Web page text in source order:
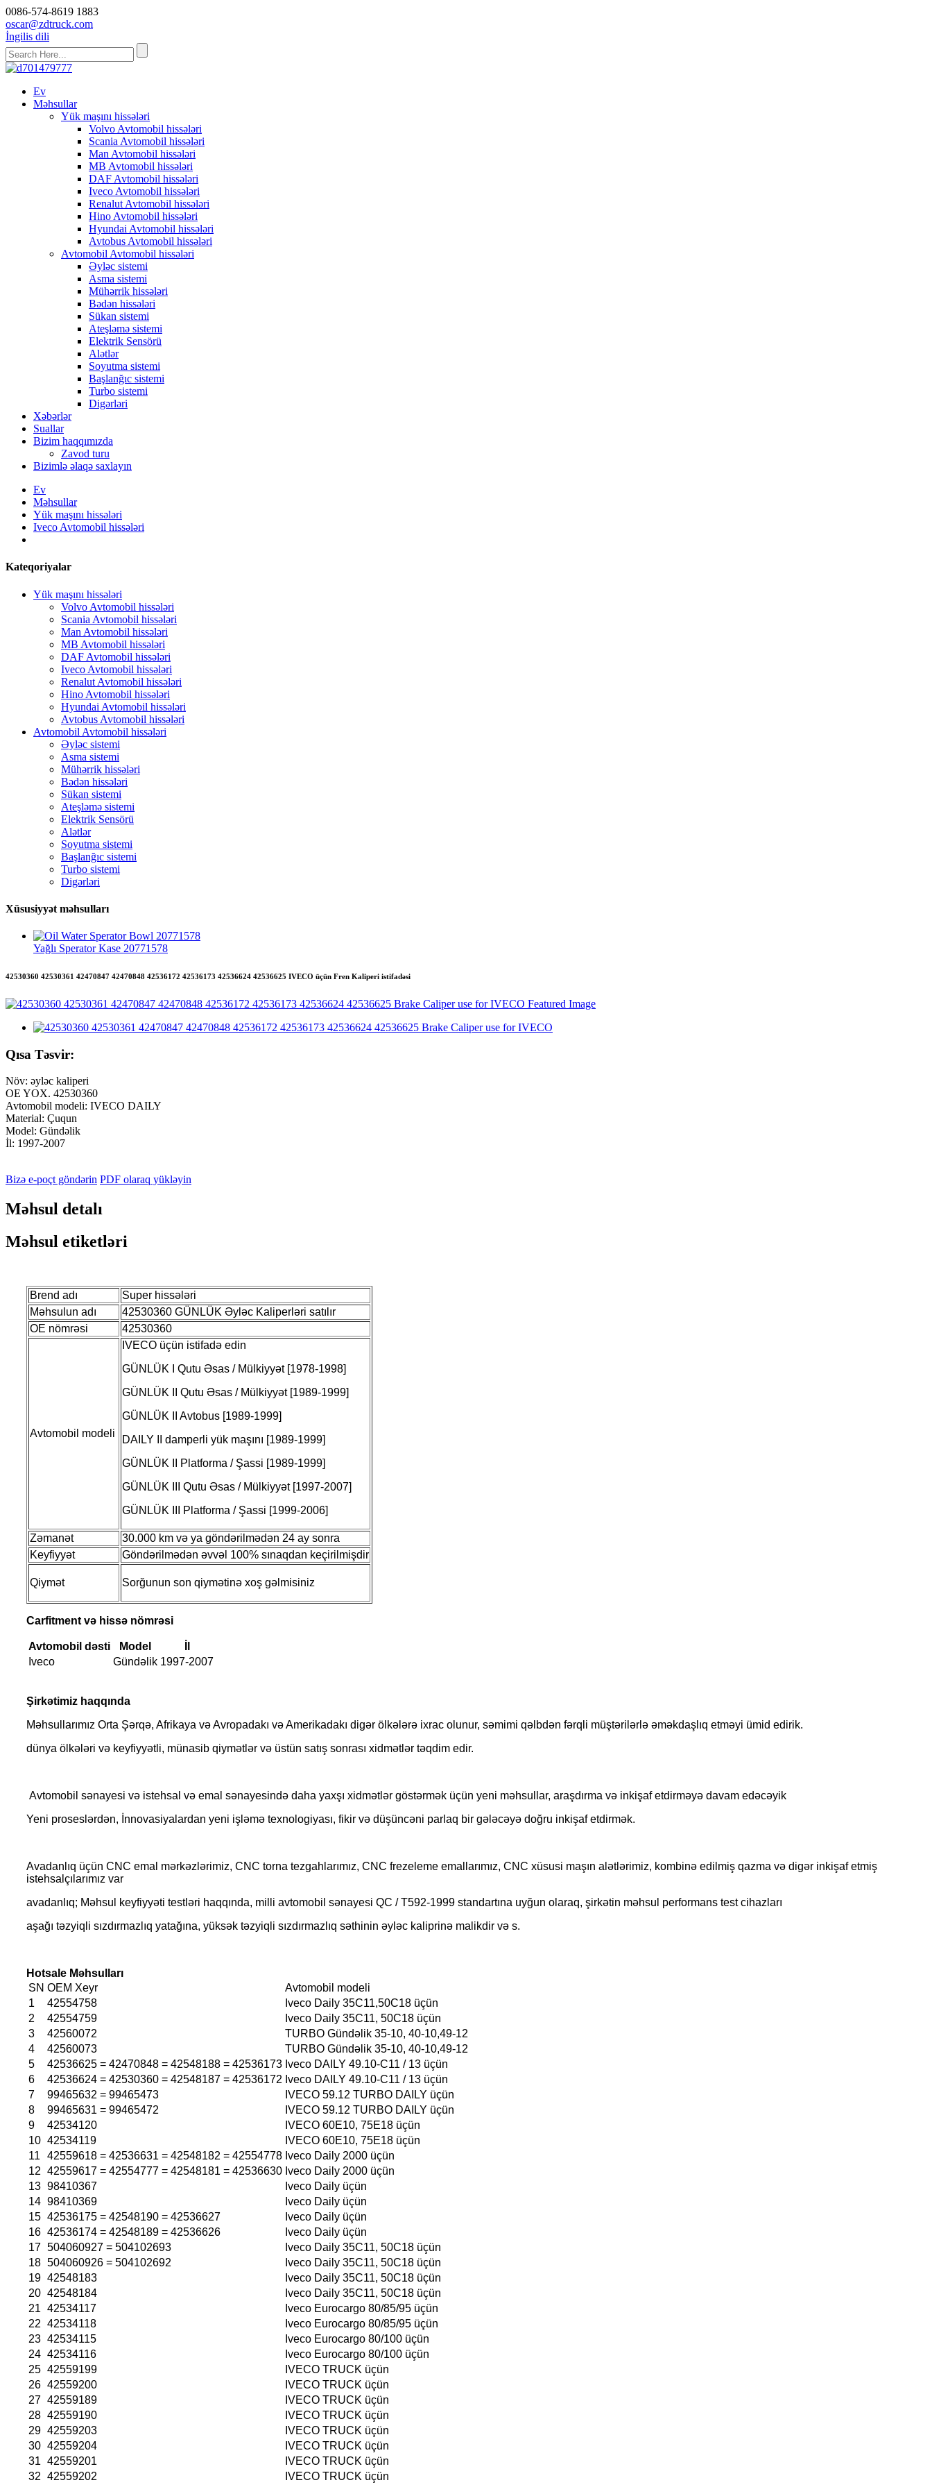
0086-574-8619 1883
oscar@zdtruck.com
İngilis dili
Ev
Məhsullar
Yük maşını hissələri
Volvo Avtomobil hissələri
Scania Avtomobil hissələri
Man Avtomobil hissələri
MB Avtomobil hissələri
DAF Avtomobil hissələri
Iveco Avtomobil hissələri
Renalut Avtomobil hissələri
Hino Avtomobil hissələri
Hyundai Avtomobil hissələri
Avtobus Avtomobil hissələri
Avtomobil Avtomobil hissələri
Əyləc sistemi
Asma sistemi
Mühərrik hissələri
Bədən hissələri
Sükan sistemi
Ateşləmə sistemi
Elektrik Sensörü
Alətlər
Soyutma sistemi
Başlanğıc sistemi
Turbo sistemi
Digərləri
Xəbərlər
Suallar
Bizim haqqımızda
Zavod turu
Bizimlə əlaqə saxlayın
Ev
Məhsullar
Yük maşını hissələri
Iveco Avtomobil hissələri
Kateqoriyalar
Yük maşını hissələri
Volvo Avtomobil hissələri
Scania Avtomobil hissələri
Man Avtomobil hissələri
MB Avtomobil hissələri
DAF Avtomobil hissələri
Iveco Avtomobil hissələri
Renalut Avtomobil hissələri
Hino Avtomobil hissələri
Hyundai Avtomobil hissələri
Avtobus Avtomobil hissələri
Avtomobil Avtomobil hissələri
Əyləc sistemi
Asma sistemi
Mühərrik hissələri
Bədən hissələri
Sükan sistemi
Ateşləmə sistemi
Elektrik Sensörü
Alətlər
Soyutma sistemi
Başlanğıc sistemi
Turbo sistemi
Digərləri
Xüsusiyyət məhsulları
Yağlı Sperator Kase 20771578
42530360 42530361 42470847 42470848 42536172 42536173 42536624 42536625 IVECO üçün Fren Kaliperi istifadəsi
Qısa Təsvir:
Növ: əyləc kaliperi
OE YOX. 42530360
Avtomobil modeli: IVECO DAILY
Material: Çuqun
Model: Gündəlik
İl: 1997-2007
Bizə e-poçt göndərin PDF olaraq yükləyin
Məhsul detalı
Məhsul etiketləri
Brend adı
Super hissələri
Məhsulun adı
42530360 GÜNLÜK Əyləc Kaliperləri satılır
OE nömrəsi
42530360
Avtomobil modeli
IVECO üçün istifadə edin
GÜNLÜK I Qutu Əsas / Mülkiyyət [1978-1998]
GÜNLÜK II Qutu Əsas / Mülkiyyət [1989-1999]
GÜNLÜK II Avtobus [1989-1999]
DAILY II damperli yük maşını [1989-1999]
GÜNLÜK II Platforma / Şassi [1989-1999]
GÜNLÜK III Qutu Əsas / Mülkiyyət [1997-2007]
GÜNLÜK III Platforma / Şassi [1999-2006]
Zəmanət
30.000 km və ya göndərilmədən 24 ay sonra
Keyfiyyət
Göndərilmədən əvvəl 100% sınaqdan keçirilmişdir
Qiymət Sorğunun son qiymətinə xoş gəlmisiniz
Carfitment və hissə nömrəsi
Avtomobil dəsti Model
Iveco
Gündəlik 1997-2007
Şirkətimiz haqqında
Məhsullarımız Orta Şərqə, Afrikaya və Avropadakı və Amerikadakı digər ölkələrə ixrac olunur, səmimi qəlbdən fərqli müştərilərlə əməkdaşlıq etməyi ümid edirik.
dünya ölkələri və keyfiyyətli, münasib qiymətlər və üstün satış sonrası xidmətlər təqdim edir.
Avtomobil sənayesi və istehsal və emal sənayesində daha yaxşı xidmətlər göstərmək üçün yeni məhsullar, araşdırma və inkişaf etdirməyə davam edəcəyik
Yeni proseslərdən, İnnovasiyalardan yeni işləmə texnologiyası, fikir və düşüncəni parlaq bir gələcəyə doğru inkişaf etdirmək.
Avadanlıq üçün CNC emal mərkəzlərimiz, CNC torna tezgahlarımız, CNC frezeleme emallarımız, CNC xüsusi maşın alətlərimiz, kombinə edilmiş qazma və digər inkişaf etmiş
istehsalçılarımız var
avadanlıq; Məhsul keyfiyyəti testləri haqqında, milli avtomobil sənayesi QC / T592-1999 standartına uyğun olaraq, şirkətin məhsul performans test cihazları
aşağı təzyiqli sızdırmazlıq yatağına, yüksək təzyiqli sızdırmazlıq səthinin əyləc kaliprinə malikdir və s.
Hotsale Məhsulları
SN OEM Xeyr
Avtomobil modeli
1
42554758
Iveco Daily 35C11,50C18 üçün
2
42554759
Iveco Daily 35C11, 50C18 üçün
3
42560072
TURBO Gündəlik 35-10, 40-10,49-12
4
42560073
TURBO Gündəlik 35-10, 40-10,49-12
5
42536625 = 42470848 = 42548188 = 42536173 Iveco DAILY 49.10-C11 / 13 üçün
6
42536624 = 42530360 = 42548187 = 42536172 Iveco DAILY 49.10-C11 / 13 üçün
7
99465632 = 99465473
IVECO 59.12 TURBO DAILY üçün
8
99465631 = 99465472
IVECO 59.12 TURBO DAILY üçün
9
42534120
IVECO 60E10, 75E18 üçün
10 42534119
IVECO 60E10, 75E18 üçün
11
42559618 = 42536631 = 42548182 = 42554778 Iveco Daily 2000 üçün
12 42559617 = 42554777 = 42548181 = 42536630 Iveco Daily 2000 üçün
13 98410367
Iveco Daily üçün
14 98410369
Iveco Daily üçün
15 42536175 = 42548190 = 42536627
Iveco Daily üçün
16 42536174 = 42548189 = 42536626
Iveco Daily üçün
17 504060927 = 504102693
Iveco Daily 35C11, 50C18 üçün
18 504060926 = 504102692
Iveco Daily 35C11, 50C18 üçün
19 42548183
Iveco Daily 35C11, 50C18 üçün
20 42548184
Iveco Daily 35C11, 50C18 üçün
21 42534117
Iveco Eurocargo 80/85/95 üçün
22 42534118
Iveco Eurocargo 80/85/95 üçün
23 42534115
Iveco Eurocargo 80/100 üçün
24 42534116
Iveco Eurocargo 80/100 üçün
25 42559199
IVECO TRUCK üçün
26 42559200
IVECO TRUCK üçün
27 42559189
IVECO TRUCK üçün
28 42559190
IVECO TRUCK üçün
29 42559203
IVECO TRUCK üçün
30 42559204
IVECO TRUCK üçün
31 42559201
IVECO TRUCK üçün
32 42559202
IVECO TRUCK üçün